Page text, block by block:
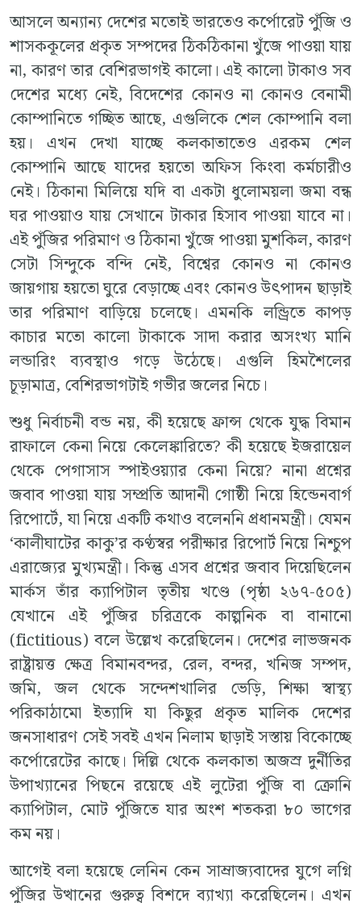
আসলে অন্যান্য দেশের মতোই ভারতেও কর্পোরেট পুঁজি ও
শাসককূলের প্রকৃত সম্পদের ঠিকঠিকানা খুঁজে পাওয়া যায়
না, কারণ তার বেশিরভাগই কালো। এই কালো টাকাও সব
দেশের মধ্যে নেই, বিদেশের কোনও না কোনও বেনামী
কোম্পানিতে গচ্ছিত আছে, এগুলিকে শেল কোম্পানি বলা
হয়। এখন দেখা যাচ্ছে কলকাতাতেও এরকম শেল
কোম্পানি আছে যাদের হয়তো অফিস কিংবা কর্মচারীও
নেই। ঠিকানা মিলিয়ে যদি বা একটা ধুলোময়লা জমা বন্ধ
ঘর পাওয়াও যায় সেখানে টাকার হিসাব পাওয়া যাবে না।
এই পুঁজির পরিমাণ ও ঠিকানা খুঁজে পাওয়া মুশকিল, কারণ
সেটা সিন্দুকে বন্দি নেই, বিশ্বের কোনও না কোনও
জায়গায় হয়তো ঘুরে বেড়াচ্ছে এবং কোনও উৎপাদন ছাড়াই
তার পরিমাণ বাড়িয়ে চলেছে। এমনকি লন্ড্রিতে কাপড়
কাচার মতো কালো টাকাকে সাদা করার অসংখ্য মানি
লন্ডারিং ব্যবস্থাও গড়ে উঠেছে। এগুলি হিমশৈলের
চূড়ামাত্র, বেশিরভাগটাই গভীর জলের নিচে।
শুধু নির্বাচনী বন্ড নয়, কী হয়েছে ফ্রান্স থেকে যুদ্ধ বিমান
রাফালে কেনা নিয়ে কেলেঙ্কারিতে? কী হয়েছে ইজরায়েল
থেকে পেগাসাস স্পাইওয়্যার কেনা নিয়ে? নানা প্রশ্নের
জবাব পাওয়া যায় সম্প্রতি আদানী গোষ্ঠী নিয়ে হিন্ডেনবার্গ
রিপোর্টে, যা নিয়ে একটি কথাও বলেননি প্রধানমন্ত্রী। যেমন
‘কালীঘাটের কাকু’র কণ্ঠস্বর পরীক্ষার রিপোর্ট নিয়ে নিশ্চুপ
এরাজ্যের মুখ্যমন্ত্রী। কিন্তু এসব প্রশ্নের জবাব দিয়েছিলেন
মার্কস তাঁর ক্যাপিটাল তৃতীয় খণ্ডে (পৃষ্ঠা ২৬৭-৫০৫)
যেখানে এই পুঁজির চরিত্রকে কাল্পনিক বা বানানো
(fictitious) বলে উল্লেখ করেছিলেন। দেশের লাভজনক
রাষ্ট্রায়ত্ত ক্ষেত্র বিমানবন্দর, রেল, বন্দর, খনিজ সম্পদ,
জমি, জল থেকে সন্দেশখালির ভেড়ি, শিক্ষা স্বাস্থ্য
পরিকাঠামো ইত্যাদি যা কিছুর প্রকৃত মালিক দেশের
জনসাধারণ সেই সবই এখন নিলাম ছাড়াই সস্তায় বিকোচ্ছে
কর্পোরেটের কাছে। দিল্লি থেকে কলকাতা অজস্র দুর্নীতির
উপাখ্যানের পিছনে রয়েছে এই লুটেরা পুঁজি বা ক্রোনি
ক্যাপিটাল, মোট পুঁজিতে যার অংশ শতকরা ৮০ ভাগের
কম নয়।
আগেই বলা হয়েছে লেনিন কেন সাম্রাজ্যবাদের যুগে লগ্নি
পুঁজির উত্থানের গুরুত্ব বিশদে ব্যাখ্যা করেছিলেন। এখন